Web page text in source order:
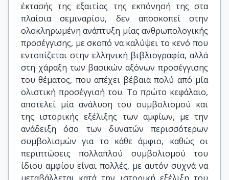
έκτασής της εξαιτίας της εκπόνησή της στα
πλαίσια σεμιναρίου, δεν αποσκοπεί στην
ολοκληρωμένη ανάπτυξη μίας ανθρωπολογικής
προσέγγισης, με σκοπό να καλύψει το κενό που
εντοπίζεται στην ελληνική βιβλιογραφία, αλλά
στη χάραξη των βασικών αξόνων προσέγγισης
του θέματος, που απέχει βέβαια πολύ από μία
ολιστική προσέγγισή του. Το πρώτο κεφάλαιο,
αποτελεί μία ανάλυση του συμβολισμού και
της ιστορικής εξέλιξης των αμφίων, με την
ανάδειξη όσο των δυνατών περισσότερων
συμβολισμών για το κάθε άμφιο, καθώς οι
περιπτώσεις πολλαπλού συμβολισμού του
ίδιου αμφίου είναι πολλές, με αυτόν συχνά να